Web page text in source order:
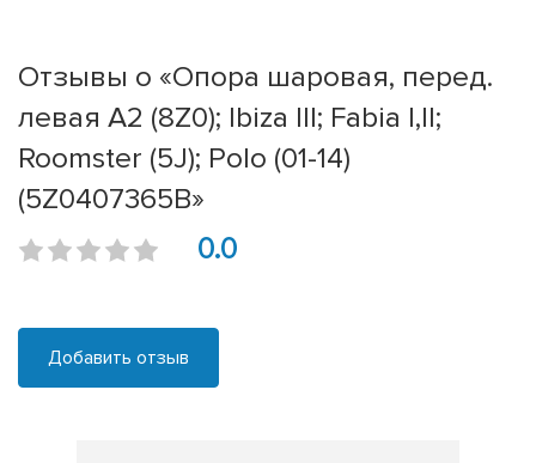
Отзывы о «Опора шаровая, перед.
левая A2 (8Z0); Ibiza III; Fabia I,II;
Roomster (5J); Polo (01-14)
(5Z0407365B»
0.0
Добавить отзыв